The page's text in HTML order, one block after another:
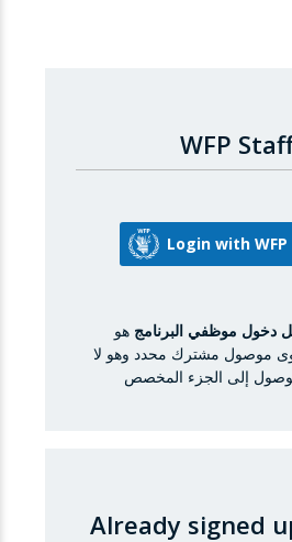
WFP
دخول موظفي البرنامج هو
موصول مشترك محدد وهو لا
إلى الجزء المخصص
Already signed